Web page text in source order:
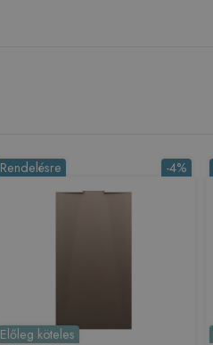
-4%
Rendelésre
Előleg köteles